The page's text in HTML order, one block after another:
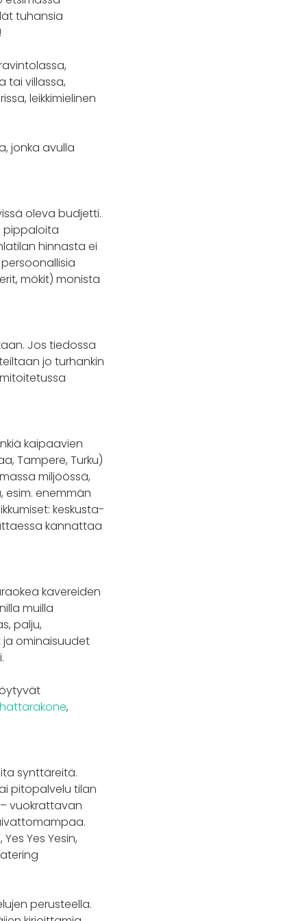
tuhansia
tai villassa,
leikkimielinen
jonka avulla
oleva budjetti.
pippaloita
hinnasta ei
mökit) monista
Jos tiedossa
jo turhankin
kaipaavien
Tampere, Turku)
miljöössä,
esim. enemmän
keskusta-
kannattaa
kavereiden
muilla
palju,
ja ominaisuudet
hattarakone,
synttäreitä.
pitopalvelu tilan
vuokrattavan
Yes Yesin,
perusteella.